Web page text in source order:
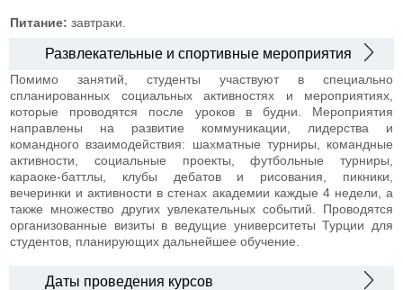
Питание: завтраки.
Развлекательные и спортивные мероприятия
Помимо занятий, студенты участвуют в специально
спланированных социальных активностях и мероприятиях,
которые проводятся после уроков в будни. Мероприятия
направлены на развитие коммуникации, лидерства и
командного взаимодействия: шахматные турниры, командные
активности, социальные проекты, футбольные турниры,
караоке-баттлы, клубы дебатов и рисования, пикники,
вечеринки и активности в стенах академии каждые 4 недели, а
также множество других увлекательных событий. Проводятся
организованные визиты в ведущие университеты Турции для
студентов, планирующих дальнейшее обучение.
Даты проведения курсов